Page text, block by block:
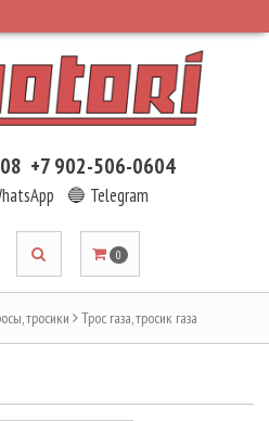
+7 902-506-0604
🔵 Telegram
0
тросики Трос газа, тросик газа